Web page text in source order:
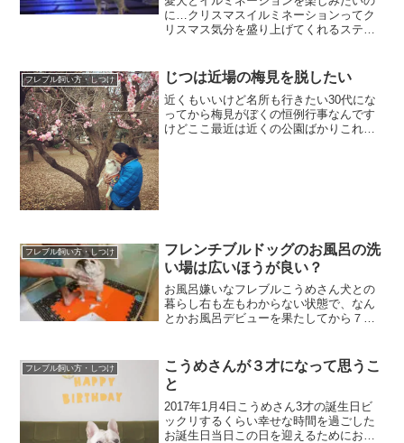
に…クリスマスイルミネーションってク
リスマス気分を盛り上げてくれるステキ
犬と一緒に行けるイルミネーションスポ
ットを探してみるとあまり...
フレブル飼い方・しつけ じつは近場の梅見を脱したい
近くもいいけど名所も行きたい30代にな
ってから梅見がぼくの恒例行事なんです
けどここ最近は近くの公園ばかりこれは
フレブル飼い方・しつけ
フレンチブルドッグのお風呂の洗
い場は広いほうが良い？
お風呂嫌いなフレブルこうめさん犬との
暮らし右も左もわからない状態で、なん
とかお風呂デビューを果たしてから７年
を拒否するように...それでもコツコツ、
なんとかシャンプーの...
フレブル飼い方・しつけ
こうめさんが３才になって思うこ
と
2017年1月4日こうめさん3才の誕生日ビ
ックリするくらい幸せな時間を過ごした
お誕生日当日この日を迎えるためにおヨ